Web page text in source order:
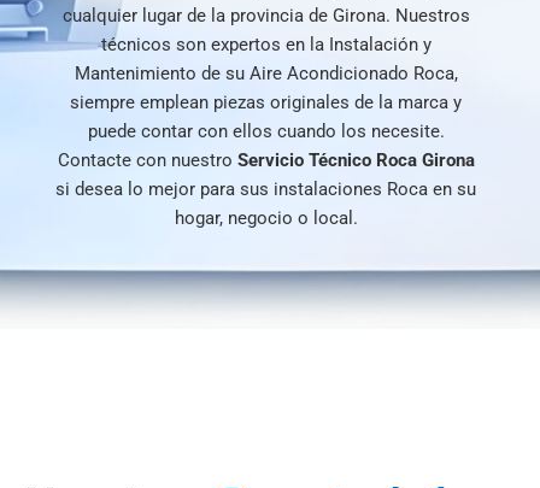
cualquier lugar de la provincia de Girona. Nuestros
técnicos son expertos en la Instalación y
Mantenimiento de su Aire Acondicionado Roca,
siempre emplean piezas originales de la marca y
puede contar con ellos cuando los necesite.
Contacte con nuestro Servicio Técnico Roca Girona
si desea lo mejor para sus instalaciones Roca en su
hogar, negocio o local.